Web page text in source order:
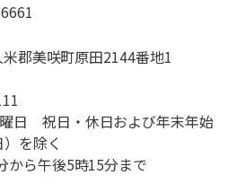
郡美咲町原田2144番地1
日 祝日・休日および年末年始
を除く
から午後5時15分まで